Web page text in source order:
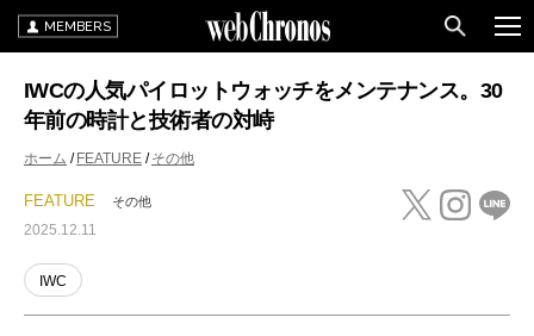
MEMBERS
IWCの人気パイロットウォッチをメンテナンス。30
年前の時計と技術者の対峙
ホーム FEATURE その他
FEATURE その他
2025.12.11
IWC